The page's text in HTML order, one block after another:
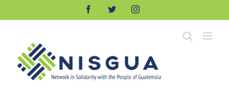
FacebookTwitterInstagram